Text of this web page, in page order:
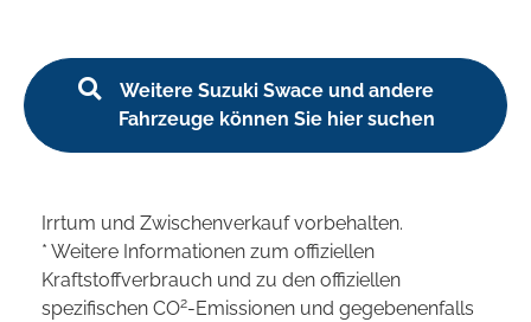
Weitere Suzuki Swace und andere
Fahrzeuge können Sie hier suchen
Irrtum und Zwischenverkauf vorbehalten.
* Weitere Informationen zum offiziellen
Kraftstoffverbrauch und zu den offiziellen
spezifischen CO2-Emissionen und gegebenenfalls